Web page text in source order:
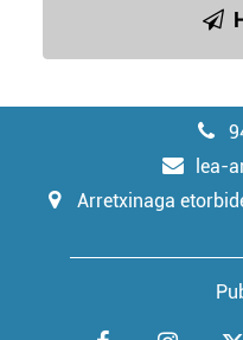
lea-
Arretxinaga